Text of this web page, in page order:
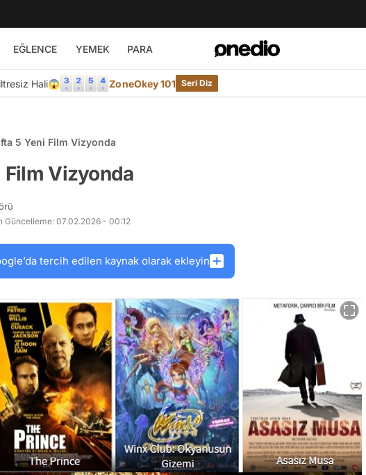
EĞLENCE YEMEK PARA
Hali😱 ZoneOkey 101 Seri Diz
5 Yeni Film Vizyonda
Film Vizyonda
Güncelleme: 07.02.2026 - 00:12
tercih edilen kaynak olarak ekleyin